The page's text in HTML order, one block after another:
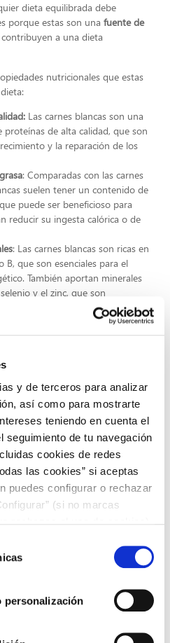
y de terceros para analizar
así como para mostrarte
teniendo en cuenta el
seguimiento de tu navegación
cookies de redes
las cookies” si aceptas
puedes configurar o rechazar
(si no marcas
personalización
dieta equilibrada debe
porque estas son una fuente de
a una dieta
nutricionales que estas
Las carnes blancas son una
proteínas de alta calidad, que son
y la reparación de los
: Comparadas con las carnes
suelen tener un contenido de
puede ser beneficioso para
reducir su ingesta calórica o de
: Las carnes blancas son ricas en
B, que son esenciales para el
También aportan minerales
y el zinc, que son
salud de los huesos y el sistema
dieta regular puede
la salud. Aquí, enumeramos
su bajo contenido de grasa y
las carnes blancas
control de peso. Las proteínas
de saciedad, lo que puede
que las carnes rojas, lo que
para la salud del corazón.
en las carnes blancas son
y crecimiento de la
blancas son una buena fuente